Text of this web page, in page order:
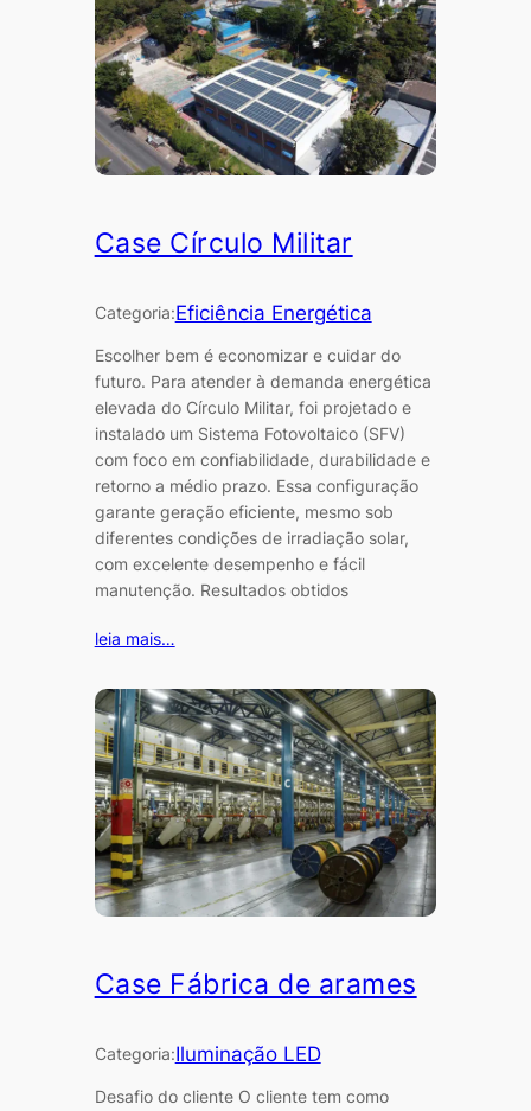
Case Círculo Militar
Categoria:Eficiência Energética
Escolher bem é economizar e cuidar do
futuro. Para atender à demanda energética
elevada do Círculo Militar, foi projetado e
instalado um Sistema Fotovoltaico (SFV)
com foco em confiabilidade, durabilidade e
retorno a médio prazo. Essa configuração
garante geração eficiente, mesmo sob
diferentes condições de irradiação solar,
com excelente desempenho e fácil
manutenção. Resultados obtidos
leia mais…
Case Fábrica de arames
Categoria:Iluminação LED
Desafio do cliente O cliente tem como